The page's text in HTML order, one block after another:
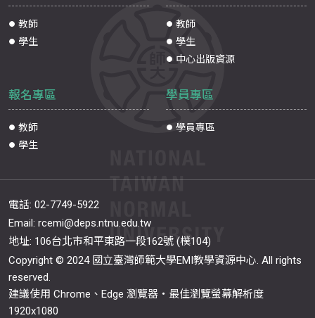
教師
學生
教師
學生
中心出版資源
報名專區
教師
學生
學員專區
學員專區
電話: 02-7749-5922
Email: rcemi@deps.ntnu.edu.tw
地址: 106台北市和平東路一段162號 (樸104)
Copyright © 2024 國立臺灣師範大學EMI教學資源中心. All rights
reserved.
建議使用 Chrome、Edge 瀏覽器‧最佳瀏覽螢幕解析度
1920x1080